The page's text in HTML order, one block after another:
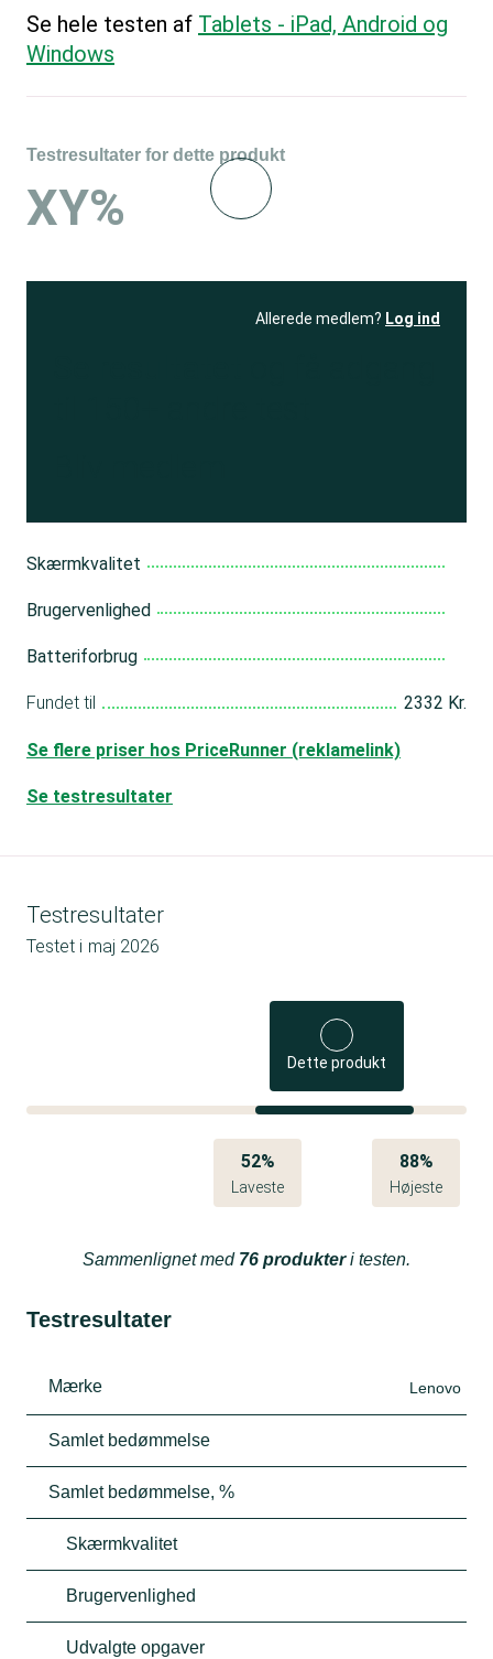
Se hele testen af Tablets - iPad, Android og
Windows
Testresultater for dette produkt
XY%
Allerede medlem? Log ind
Skærmkvalitet
Brugervenlighed
Batteriforbrug
Fundet til 2332 Kr.
Se flere priser hos PriceRunner (reklamelink)
Se testresultater
Testresultater
Testet i maj 2026
Dette produkt
52%
Laveste
88%
Højeste
Sammenlignet med 76 produkteri testen.
Testresultater
Mærke Lenovo
Samlet bedømmelse
Samlet bedømmelse, %
Skærmkvalitet
Brugervenlighed
Udvalgte opgaver